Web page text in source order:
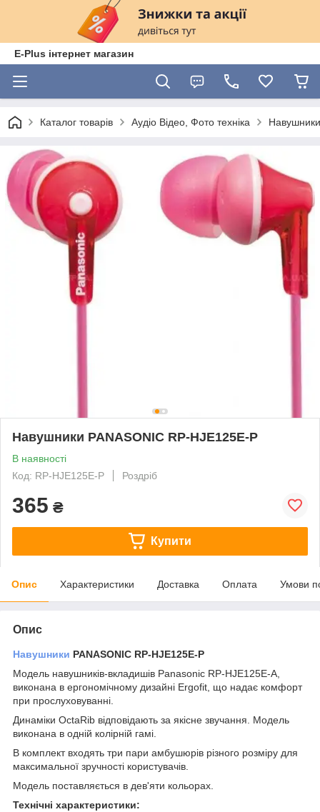
E-Plus інтернет магазин
Каталог товарів Аудіо Відео, Фото техніка
Навушники PANASONIC RP-HJE125E-P
В наявності
Код: RP-HJE125E-P
Роздріб
365 ₴
Купити
Опис Характеристики Доставка Оплата Умови
Опис
Навушники PANASONIC RP-HJE125E-P
Модель навушників-вкладишів Panasonic RP-HJE125E-A,
виконана в ергономічному дизайні Ergofit, що надає комфорт
при прослуховуванні.
Динаміки OctaRib відповідають за якісне звучання. Модель
виконана в одній колірній гамі.
В комплект входять три пари амбушюрів різного розміру для
максимальної зручності користувачів.
Модель поставляється в дев'яти кольорах.
Технічні характеристики: